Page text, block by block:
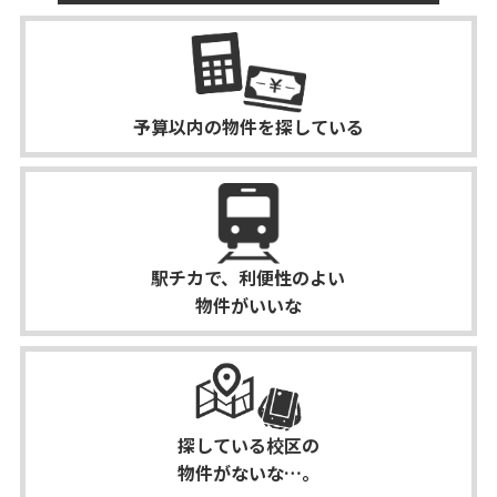
予算以内の物件を探している
駅チカで、利便性のよい
物件がいいな
探している校区の
物件がないな…。